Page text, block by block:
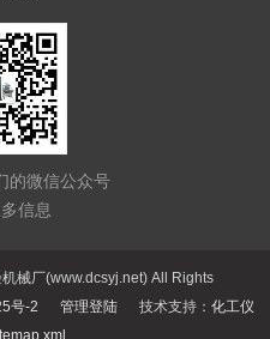
的微信公众号
信息
械厂(www.dcsyj.net) All Rights
号-2 管理登陆 技术支持： 化工仪